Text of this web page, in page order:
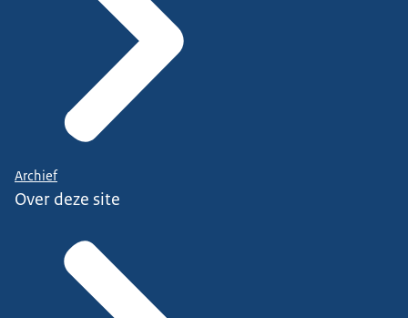
Archief
Over deze site